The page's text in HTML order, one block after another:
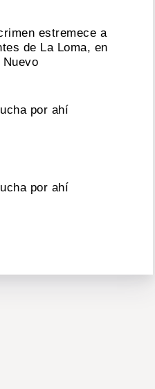
estremece a
de La Loma, en
Nuevo
por ahí
por ahí